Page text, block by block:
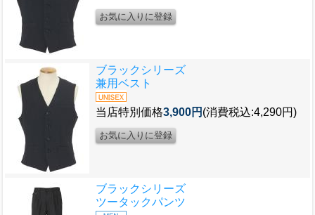
ブラックシリーズ
兼用ベスト
当店特別価格3,900円 (消費税込:4,290円)
ブラックシリーズ
ツータックパンツ